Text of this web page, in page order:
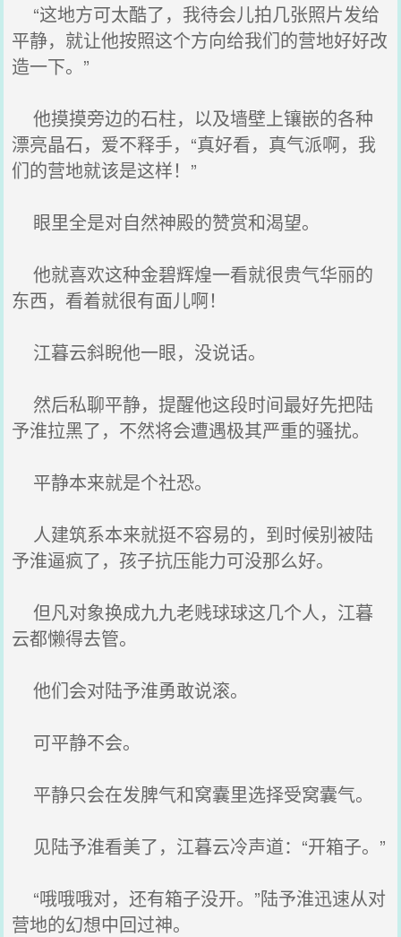
“这地方可太酷了，我待会儿拍几张照片发给
平静，就让他按照这个方向给我们的营地好好改
造一下。”
他摸摸旁边的石柱，以及墙壁上镶嵌的各种
漂亮晶石，爱不释手，“真好看，真气派啊，我
们的营地就该是这样！”
眼里全是对自然神殿的赞赏和渴望。
他就喜欢这种金碧辉煌一看就很贵气华丽的
东西，看着就很有面儿啊！
江暮云斜睨他一眼，没说话。
然后私聊平静，提醒他这段时间最好先把陆
予淮拉黑了，不然将会遭遇极其严重的骚扰。
平静本来就是个社恐。
人建筑系本来就挺不容易的，到时候别被陆
予淮逼疯了，孩子抗压能力可没那么好。
但凡对象换成九九老贱球球这几个人，江暮
云都懒得去管。
他们会对陆予淮勇敢说滚。
可平静不会。
平静只会在发脾气和窝囊里选择受窝囊气。
见陆予淮看美了，江暮云冷声道：“开箱子。”
“哦哦哦对，还有箱子没开。”陆予淮迅速从对
营地的幻想中回过神。